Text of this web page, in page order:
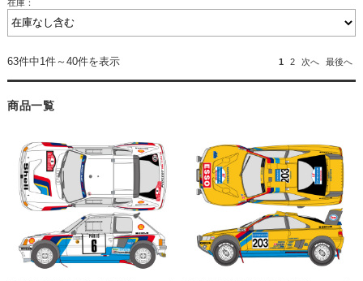
在庫：
63件中1件～40件を表示 1 2 次へ 最後へ
商品一覧